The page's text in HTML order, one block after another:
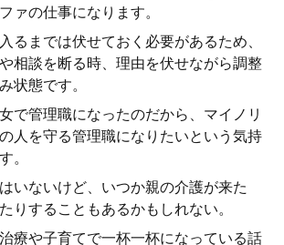
ァの仕事になります。
るまでは伏せておく必要があるため、
相談を断る時、理由を伏せながら調整
状態です。
で管理職になったのだから、マイノリ
人を守る管理職になりたいという気持
。
いないけど、いつか親の介護が来た
りすることもあるかもしれない。
療や子育てで一杯一杯になっている話